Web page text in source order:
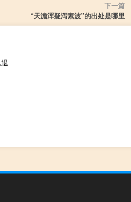
下一篇
“天澹浑疑泻素波”的出处是哪里